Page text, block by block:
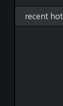
recent hot